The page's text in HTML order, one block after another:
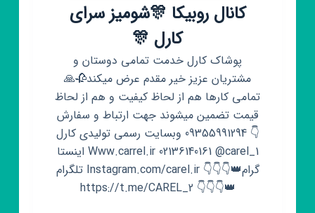
کانال روبیکا 🎊شومیز سرای
کارل 🎊
پوشاک کارل خدمت تمامی دوستان و
مشتریان عزیز خیر مقدم عرض میکند🥀🙏
تمامی کارها هم از لحاظ کیفیت و هم از لحاظ
قیمت تضمین میشوند جهت ارتباط و سفارش
👇 09355991294 وبسایت رسمی تولیدی کارل
Www.carrel.ir 02136140161 @carel_1 اینستا
گرام👑👇👇👇 Instagram.com/carel.ir تلگرام
👑👇👇👇 https://t.me/CAREL_2